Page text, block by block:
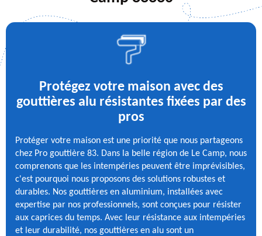
Protégez votre maison avec des
gouttières alu résistantes fixées par des
pros
Protéger votre maison est une priorité que nous partageons
chez Pro gouttière 83. Dans la belle région de Le Camp, nous
comprenons que les intempéries peuvent être imprévisibles,
c'est pourquoi nous proposons des solutions robustes et
durables. Nos gouttières en aluminium, installées avec
expertise par nos professionnels, sont conçues pour résister
aux caprices du temps. Avec leur résistance aux intempéries
et leur durabilité, nos gouttières en alu sont un